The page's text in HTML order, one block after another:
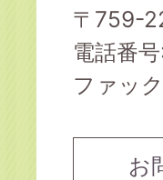
〒759-
電話番
ファッ
お